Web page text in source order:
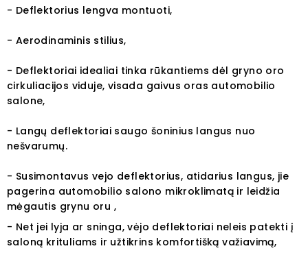
- Deflektorius lengva montuoti,
- Aerodinaminis stilius,
- Deflektoriai idealiai tinka rūkantiems dėl gryno oro
cirkuliacijos viduje, visada gaivus oras automobilio
salone,
- Langų deflektoriai saugo šoninius langus nuo
nešvarumų.
- Susimontavus vejo deflektorius, atidarius langus, jie
pagerina automobilio salono mikroklimatą ir leidžia
mėgautis grynu oru ,
- Net jei lyja ar sninga, vėjo deflektoriai neleis patekti į
saloną krituliams ir užtikrins komfortišką važiavimą,